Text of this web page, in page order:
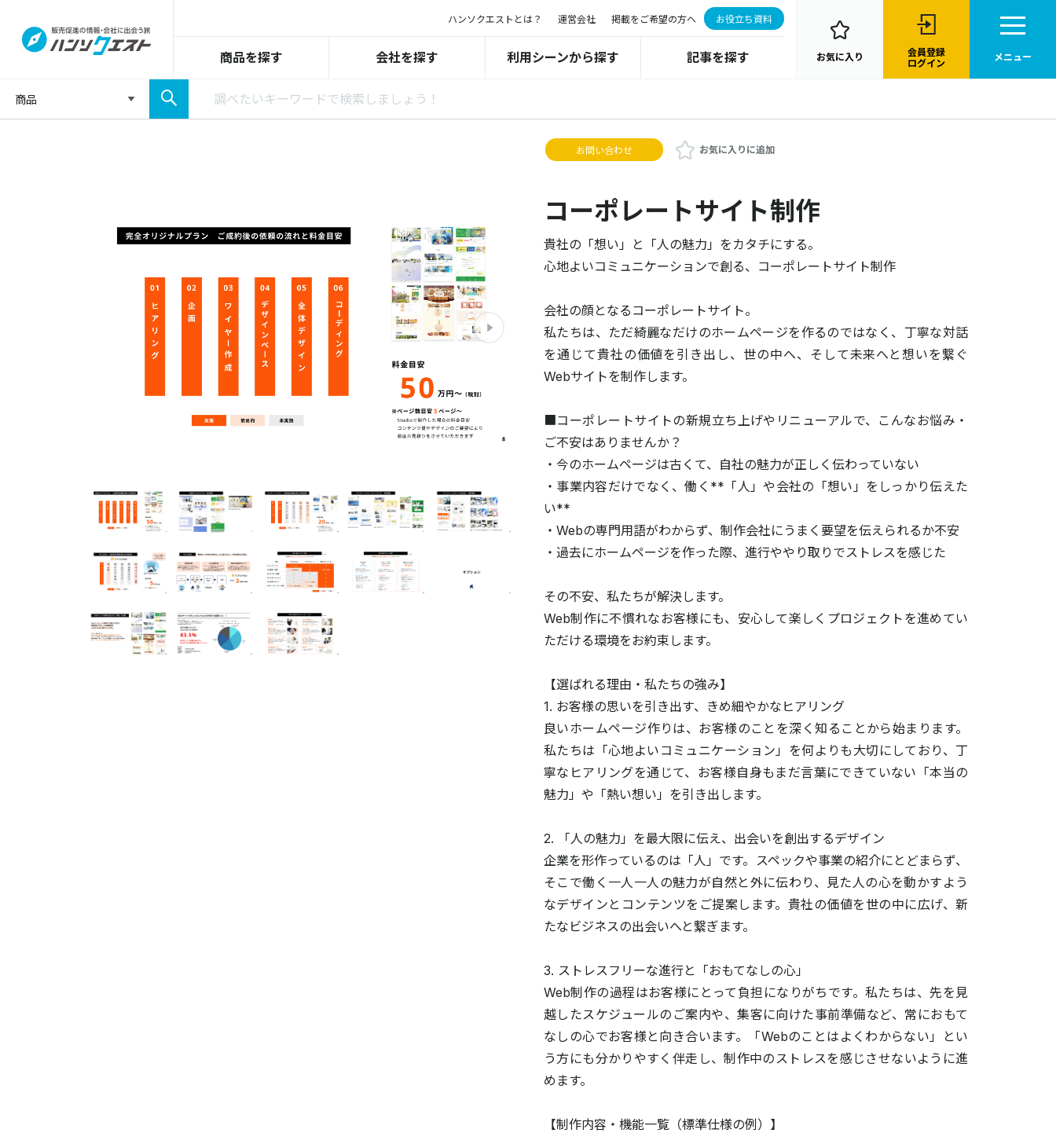
ハンソクエストとは？ 運営会社 掲載をご希望の方へ お役立ち資料
商品を探す 会社を探す 利用シーンから探す 記事を探す
商品
お気に入り
会員登録
ログイン
メニュー
お問い合わせ お気に入りに追加
コーポレートサイト制作
貴社の「想い」と「人の魅力」をカタチにする。
心地よいコミュニケーションで創る、コーポレートサイト制作
会社の顔となるコーポレートサイト。
私たちは、ただ綺麗なだけのホームページを作るのではなく、丁寧な対話
を通じて貴社の価値を引き出し、世の中へ、そして未来へと想いを繋ぐ
Webサイトを制作します。
■コーポレートサイトの新規立ち上げやリニューアルで、こんなお悩み・
ご不安はありませんか？
・今のホームページは古くて、自社の魅力が正しく伝わっていない
・事業内容だけでなく、働く**「人」や会社の「想い」をしっかり伝えた
い**
・Webの専門用語がわからず、制作会社にうまく要望を伝えられるか不安
・過去にホームページを作った際、進行ややり取りでストレスを感じた
その不安、私たちが解決します。
Web制作に不慣れなお客様にも、安心して楽しくプロジェクトを進めてい
ただける環境をお約束します。
【選ばれる理由・私たちの強み】
1. お客様の思いを引き出す、きめ細やかなヒアリング
良いホームページ作りは、お客様のことを深く知ることから始まります。
私たちは「心地よいコミュニケーション」を何よりも大切にしており、丁
寧なヒアリングを通じて、お客様自身もまだ言葉にできていない「本当の
魅力」や「熱い想い」を引き出します。
2. 「人の魅力」を最大限に伝え、出会いを創出するデザイン
企業を形作っているのは「人」です。スペックや事業の紹介にとどまらず、
そこで働く一人一人の魅力が自然と外に伝わり、見た人の心を動かすよう
なデザインとコンテンツをご提案します。貴社の価値を世の中に広げ、新
たなビジネスの出会いへと繋ぎます。
3. ストレスフリーな進行と「おもてなしの心」
Web制作の過程はお客様にとって負担になりがちです。私たちは、先を見
越したスケジュールのご案内や、集客に向けた事前準備など、常におもて
なしの心でお客様と向き合います。「Webのことはよくわからない」とい
う方にも分かりやすく伴走し、制作中のストレスを感じさせないように進
めます。
【制作内容・機能一覧（標準仕様の例）】